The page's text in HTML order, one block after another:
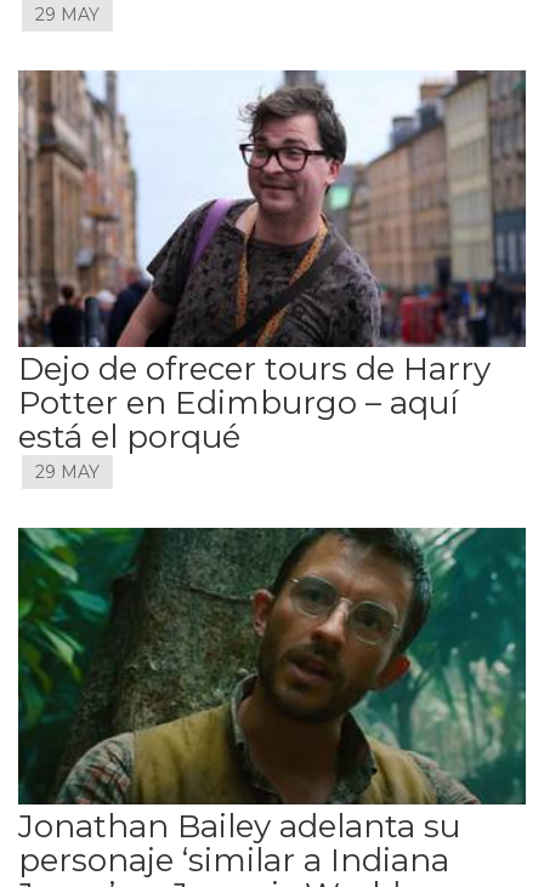
29 MAY
Dejo de ofrecer tours de Harry
Potter en Edimburgo – aquí
está el porqué
29 MAY
Jonathan Bailey adelanta su
personaje ‘similar a Indiana